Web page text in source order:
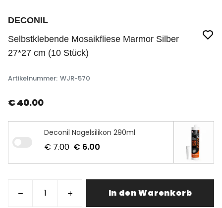
DECONIL
Selbstklebende Mosaikfliese Marmor Silber
27*27 cm (10 Stück)
Artikelnummer: WJR-570
€ 40.00
Deconil Nagelsilikon 290ml
€ 7.00 € 6.00
In den Warenkorb